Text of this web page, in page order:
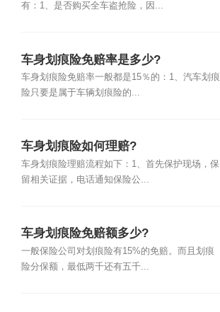
有：1、是否购买全车盗抢险，因...
车身划痕险免赔率是多少?
车身划痕险免赔率一般都是15％的：1、汽车划痕
险只要是属于车辆划痕险的...
车身划痕险如何理赔?
车身划痕险理赔流程如下：1、首先保护现场，保
留相关证据，电话通知保险公...
车身划痕险免赔额多少?
一般保险公司对划痕险有15%的免赔。而且划痕
险分保额，最低两千还有五千...